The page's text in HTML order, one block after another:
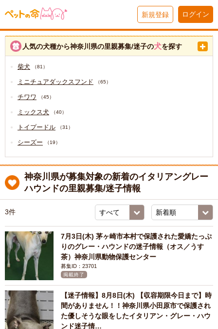
新規登録 ログイン
人気の犬種から神奈川県の里親募集/迷子の犬を探す
柴犬 （81）
ミニチュアダックスフンド （65）
チワワ （45）
ミックス犬 （40）
トイプードル （31）
シーズー （19）
神奈川県が募集対象の新着のイタリアングレー
ハウンドの里親募集/迷子情報
3件
7月3日(木) 茅ヶ崎市本村で保護された愛嬌たっぷ
りのグレー・ハウンドの迷子情報（オス／うす
茶）神奈川県動物保護センター
募集ID：23701
掲載終了
【迷子情報】8月8日(木) 【収容期限今日まで】時
間がありません！！神奈川県小田原市で保護され
た優しそうな眼をしたイタリアン・グレー・ハウ
ンド迷子情…